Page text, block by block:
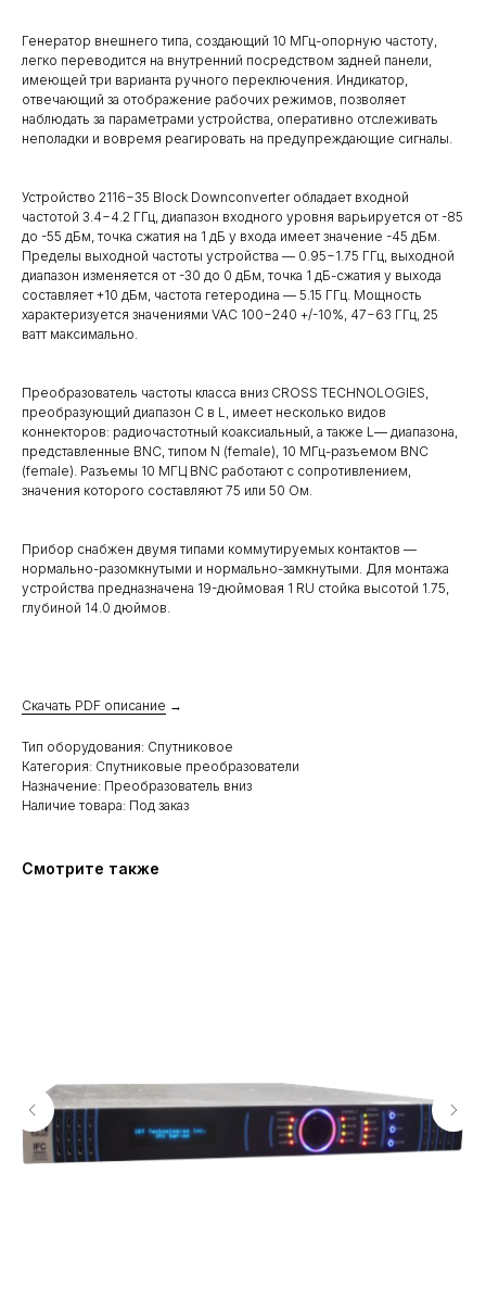
Генератор внешнего типа, создающий 10 МГц-опорную частоту,
легко переводится на внутренний посредством задней панели,
имеющей три варианта ручного переключения. Индикатор,
отвечающий за отображение рабочих режимов, позволяет
наблюдать за параметрами устройства, оперативно отслеживать
неполадки и вовремя реагировать на предупреждающие сигналы.
Устройство 2116−35 Block Downconverter обладает входной
частотой 3.4−4.2 ГГц, диапазон входного уровня варьируется от -85
до -55 дБм, точка сжатия на 1 дБ у входа имеет значение -45 дБм.
Пределы выходной частоты устройства — 0.95−1.75 ГГц, выходной
диапазон изменяется от -30 до 0 дБм, точка 1 дБ-сжатия у выхода
составляет +10 дБм, частота гетеродина — 5.15 ГГц. Мощность
характеризуется значениями VAC 100−240 +/-10%, 47−63 ГГц, 25
ватт максимально.
Преобразователь частоты класса вниз CROSS TECHNOLOGIES,
преобразующий диапазон С в L, имеет несколько видов
коннекторов: радиочастотный коаксиальный, а также L― диапазона,
представленные BNC, типом N (female), 10 МГц-разъемом BNC
(female). Разъемы 10 МГЦ BNC работают с сопротивлением,
значения которого составляют 75 или 50 Ом.
Прибор снабжен двумя типами коммутируемых контактов —
нормально-разомкнутыми и нормально-замкнутыми. Для монтажа
устройства предназначена 19-дюймовая 1 RU стойка высотой 1.75,
глубиной 14.0 дюймов.
Скачать PDF описание →
Тип оборудования: Спутниковое
Категория: Спутниковые преобразователи
Назначение: Преобразователь вниз
Наличие товара: Под заказ
Смотрите также